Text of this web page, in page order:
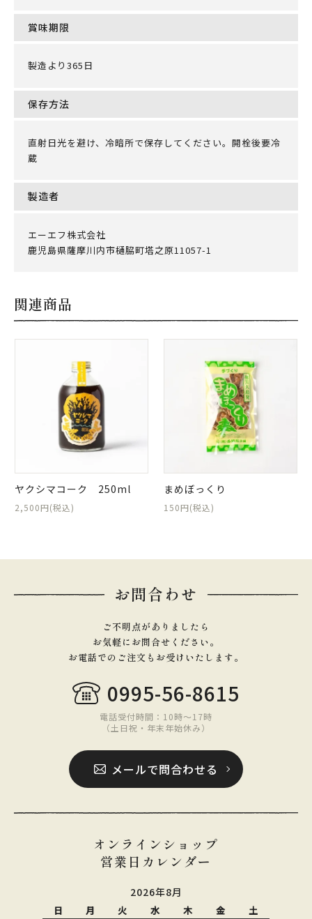
賞味期限
製造より365日
保存方法
直射日光を避け、冷暗所で保存してください。開栓後要冷
蔵
製造者
エーエフ株式会社
鹿児島県薩摩川内市樋脇町塔之原11057-1
関連商品
ヤクシマコーク 250ml
2,500円(税込)
まめぼっくり
150円(税込)
お問合わせ
ご不明点がありましたら
お気軽にお問合せください。
お電話でのご注文もお受けいたします。
0995-56-8615
電話受付時間：10時〜17時
（土日祝・年末年始休み）
メールで問合わせる
オンラインショップ
営業日カレンダー
2026年8月
日 月 火 水 木 金
土